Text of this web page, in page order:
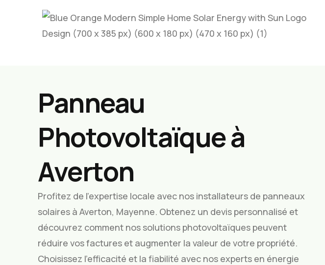
Panneau
Photovoltaïque à
Averton
Profitez de l’expertise locale avec nos installateurs de panneaux
solaires à Averton, Mayenne. Obtenez un devis personnalisé et
découvrez comment nos solutions photovoltaïques peuvent
réduire vos factures et augmenter la valeur de votre propriété.
Choisissez l’efficacité et la fiabilité avec nos experts en énergie